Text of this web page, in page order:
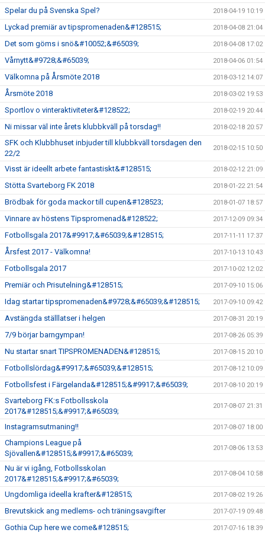
Spelar du på Svenska Spel? 2018-04-19 10:19
Lyckad premiär av tipspromenaden&#128515; 2018-04-08 21:04
Det som göms i snö&#10052;&#65039; 2018-04-08 17:02
Vårnytt&#9728;&#65039; 2018-04-06 01:54
Välkomna på Årsmöte 2018 2018-03-12 14:07
Årsmöte 2018 2018-03-02 19:53
Sportlov o vinteraktiviteter&#128522; 2018-02-19 20:44
Ni missar väl inte årets klubbkväll på torsdag!! 2018-02-18 20:57
SFK och Klubbhuset inbjuder till klubbkväll torsdagen den
22/2
2018-02-15 10:50
Visst är ideellt arbete fantastiskt&#128515; 2018-02-12 21:09
Stötta Svarteborg FK 2018 2018-01-22 21:54
Brödbak för goda mackor till cupen&#128523; 2018-01-07 18:57
Vinnare av höstens Tipspromenad&#128522; 2017-12-09 09:34
Fotbollsgala 2017&#9917;&#65039;&#128515; 2017-11-11 17:37
Årsfest 2017 - Välkomna! 2017-10-13 10:43
Fotbollsgala 2017 2017-10-02 12:02
Premiär och Prisutelning&#128515; 2017-09-10 15:06
Idag startar tipspromenaden&#9728;&#65039;&#128515; 2017-09-10 09:42
Avstängda ställlatser i helgen 2017-08-31 20:19
7/9 börjar barngympan! 2017-08-26 05:39
Nu startar snart TIPSPROMENADEN&#128515; 2017-08-15 20:10
Fotbollslördag&#9917;&#65039;&#128515; 2017-08-12 10:09
Fotbollsfest i Färgelanda&#128515;&#9917;&#65039; 2017-08-10 20:19
Svarteborg FK:s Fotbollsskola
2017&#128515;&#9917;&#65039;
2017-08-07 21:31
Instagramsutmaning!! 2017-08-07 18:00
Champions League på
Sjövallen&#128515;&#9917;&#65039;
2017-08-06 13:53
Nu är vi igång, Fotbollsskolan
2017&#128515;&#9917;&#65039;
2017-08-04 10:58
Ungdomliga ideella krafter&#128515; 2017-08-02 19:26
Brevutskick ang medlems- och träningsavgifter 2017-07-19 09:48
Gothia Cup here we come&#128515; 2017-07-16 18:39